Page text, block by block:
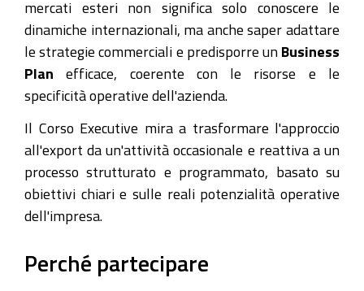
mercati esteri non significa solo conoscere le
dinamiche internazionali, ma anche saper adattare
le strategie commerciali e predisporre un Business
Plan efficace, coerente con le risorse e le
specificità operative dell'azienda.
Il Corso Executive mira a trasformare l'approccio
all'export da un'attività occasionale e reattiva a un
processo strutturato e programmato, basato su
obiettivi chiari e sulle reali potenzialità operative
dell'impresa.
Perché partecipare